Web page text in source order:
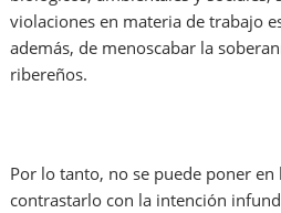
violaciones en materia de trabajo
además, de menoscabar la
ribereños.
Por lo tanto, no se puede poner
contrastarlo con la intención